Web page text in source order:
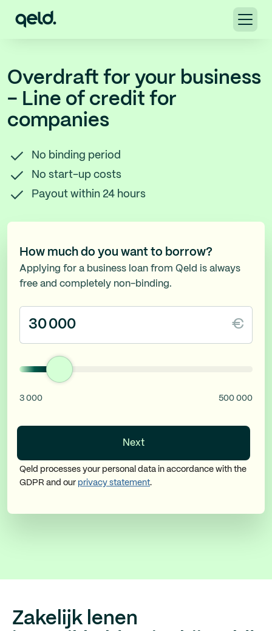
Overdraft for your business
- Line of credit for
companies
No binding period
No start-up costs
Payout within 24 hours
How much do you want to borrow?
Applying for a business loan from Qeld is always
free and completely non-binding.
€
3 000 500 000
Next
Qeld processes your personal data in accordance with the
GDPR and our privacy statement.
Zakelijk lenen